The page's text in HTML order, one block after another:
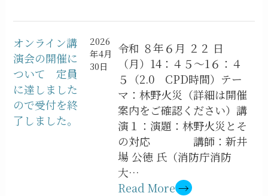
オンライン講
演会の開催に
ついて 定員
に達しました
ので受付を終
了しました。
2026
年4月
30日
令和 ８年６月 ２２ 日
（月）14：４５～1６：４
５（2.0 CPD時間）テー
マ：林野火災（詳細は開催
案内をご確認ください）講
演１：演題：林野火災とそ
の対応 講師：新井
場 公徳 氏（消防庁消防
大…
Read More→